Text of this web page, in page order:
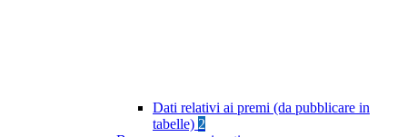
Dati relativi ai premi (da pubblicare in
tabelle) 2